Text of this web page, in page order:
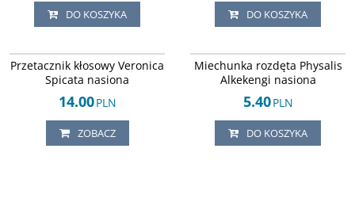
DO KOSZYKA DO KOSZYKA
Przetacznik kłosowy Veronica
Spicata nasiona
14.00PLN
ZOBACZ
Miechunka rozdęta Physalis
Alkekengi nasiona
5.40PLN
DO KOSZYKA